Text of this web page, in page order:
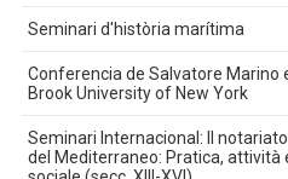
Seminari d'història marítima
Conferencia de Salvatore Marino
Brook University of New York
Seminari Internacional: Il
del Mediterraneo: Pratica, attività